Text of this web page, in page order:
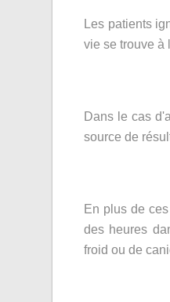
Les patients
vie se trouve à
Dans le cas
source de
En plus de
des heures
froid ou de